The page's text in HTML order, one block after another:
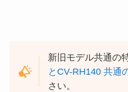
新旧モデル共通の
とCV-RH140 共通
さい。